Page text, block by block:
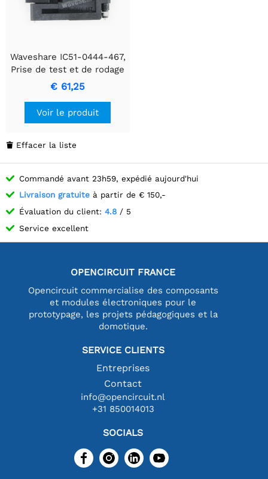
Waveshare IC51-0444-467,
Prise de test et de rodage
€ 61,25
Voir le produit
 Effacer la liste
Commandé avant 23h59, expédié aujourd'hui
Livraison gratuite à partir de € 150,-
Évaluation du client: 4.8 / 5
Service excellent
OPENCIRCUIT FRANCE
Opencircuit commercialise des composants
et modules électroniques pour le
prototypage, les projets pédagogiques et la
domotique.
SERVICE CLIENTS
Entreprises
Contact
info@opencircuit.nl
+31 850014013
SOCIALS